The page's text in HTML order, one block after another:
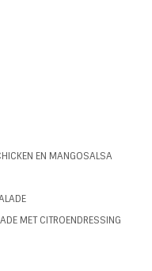
EN MANGOSALSA
MET CITROENDRESSING